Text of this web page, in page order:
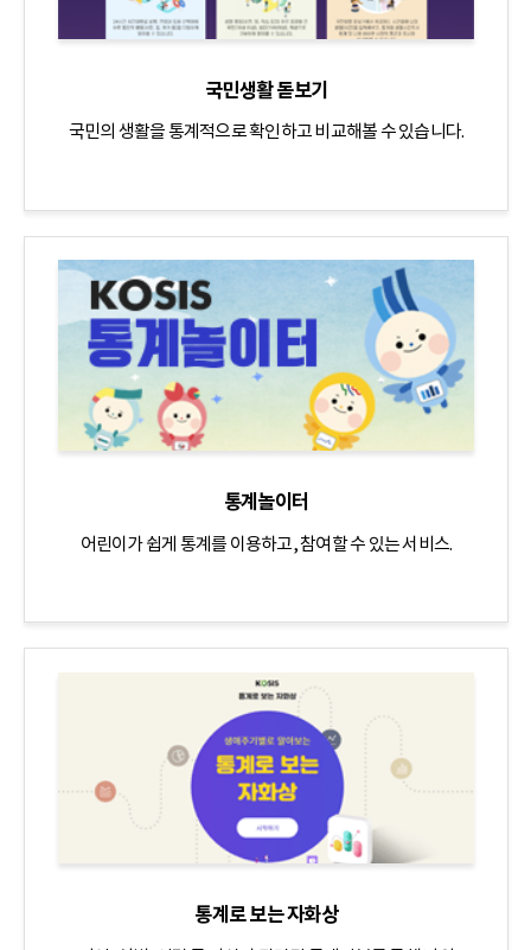
국민생활 돋보기
국민의 생활을 통계적으로 확인하고 비교해볼 수 있습니다.
통계놀이터
어린이가 쉽게 통계를 이용하고, 참여할 수 있는 서비스.
통계로 보는 자화상